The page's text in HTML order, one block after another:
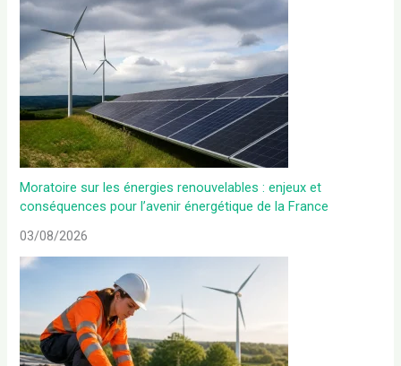
Moratoire sur les énergies renouvelables : enjeux et
conséquences pour l’avenir énergétique de la France
03/08/2026